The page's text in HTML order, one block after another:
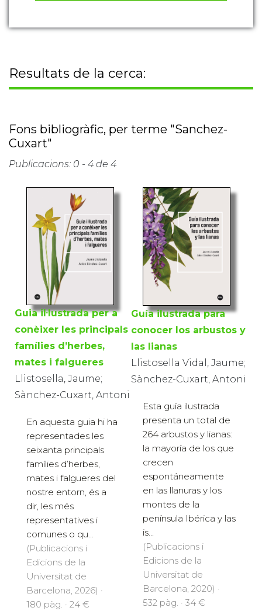
Resultats de la cerca:
Fons bibliogràfic, per terme "Sanchez-
Cuxart"
Publicacions: 0 - 4 de 4
Guia il·lustrada per a
conèixer les principals
famílies d’herbes,
mates i falgueres
Llistosella, Jaume;
Sànchez-Cuxart, Antoni
En aquesta guia hi ha
representades les
seixanta principals
famílies d’herbes,
mates i falgueres del
nostre entorn, és a
dir, les més
representatives i
comunes o qu...
(Publicacions i
Edicions de la
Universitat de
Barcelona, 2026) ·
180 pàg. · 24 €
Guía ilustrada para
conocer los arbustos y
las lianas
Llistosella Vidal, Jaume;
Sànchez-Cuxart, Antoni
Esta guía ilustrada
presenta un total de
264 arbustos y lianas:
la mayoría de los que
crecen
espontáneamente
en las llanuras y los
montes de la
península Ibérica y las
is...
(Publicacions i
Edicions de la
Universitat de
Barcelona, 2020) ·
532 pàg. · 34 €